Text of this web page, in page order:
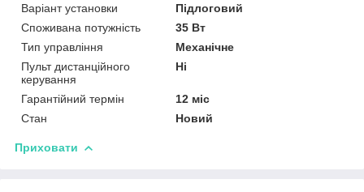
Варіант установки
Підлоговий
Споживана потужність
35 Вт
Тип управління
Механічне
Пульт дистанційного
керування
Ні
Гарантійний термін
12 міс
Стан
Новий
Приховати